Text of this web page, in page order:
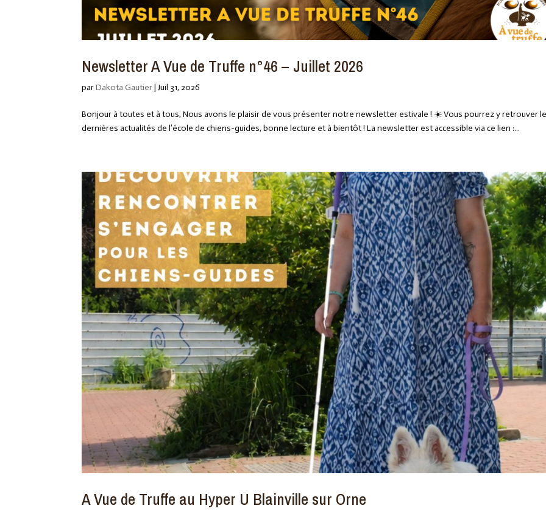
Newsletter A Vue de Truffe n°46 – Juillet 2026
parDakota Gautier |Juil 31, 2026
Bonjour à toutes et à tous, Nous avons le plaisir de vous présenter notre newsletter estivale ! ☀️ Vous pourrez y retrouver
dernières actualités de l’école de chiens-guides, bonne lecture et à bientôt ! La newsletter est accessible via ce lien :...
A Vue de Truffe au Hyper U Blainville sur Orne